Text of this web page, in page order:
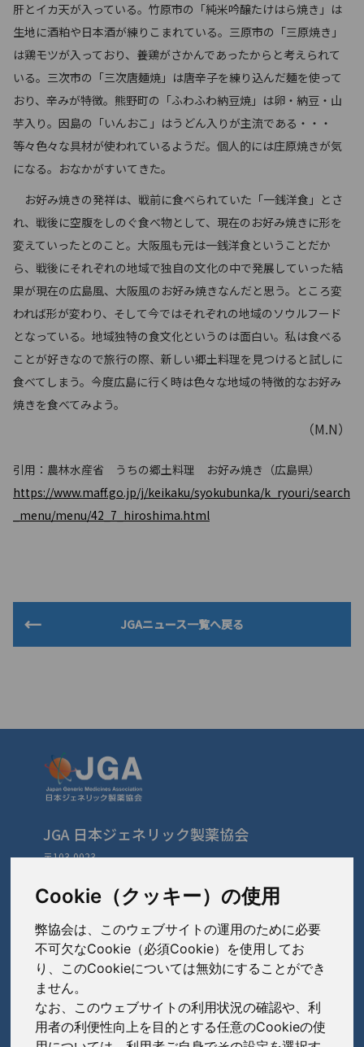
Cookie（クッキー）の使用
弊協会は、このウェブサイトの運用のために必要
不可欠なCookie（必須Cookie）を使用してお
り、このCookieについては無効にすることができ
ません。
なお、このウェブサイトの利用状況の確認や、利
用者の利便性向上を目的とする任意のCookieの使
肝とイカ天が入っている。竹原市の「純米吟醸たけはら焼き」は
生地に酒粕や日本酒が練りこまれている。三原市の「三原焼き」
は鶏モツが入っており、養鶏がさかんであったからと考えられて
いる。三次市の「三次唐麺焼」は唐辛子を練り込んだ麺を使って
おり、辛みが特徴。熊野町の「ふわふわ納豆焼」は卵・納豆・山
芋入り。因島の「いんおこ」はうどん入りが主流である・・・
等々色々な具材が使われているようだ。個人的には庄原焼きが気
になる。おなかがすいてきた。
お好み焼きの発祥は、戦前に食べられていた「一銭洋食」とさ
れ、戦後に空腹をしのぐ食べ物として、現在のお好み焼きに形を
変えていったとのこと。大阪風も元は一銭洋食ということだか
ら、戦後にそれぞれの地域で独自の文化の中で発展していった結
果が現在の広島風、大阪風のお好み焼きなんだと思う。ところ変
われば形が変わり、そして今ではそれぞれの地域のソウルフード
となっている。地域独特の食文化というのは面白い。私は食べる
ことが好きなので旅行の際、新しい郷土料理を見つけると試しに
食べてしまう。今度広島に行く時は色々な地域の特徴的なお好み
焼きを食べてみよう。
（M.N）
引用：農林水産省 うちの郷土料理 お好み焼き（広島県）
https://www.maff.go.jp/j/keikaku/syokubunka/k_ryouri/search
_menu/menu/42_7_hiroshima.html
JGAニュース一覧へ戻る
JGA 日本ジェネリック製薬協会
〒103-0023
TEL: 03-3279-1890 / FAX: 03-3241-2978
会員会社（あ〜さ）
あゆみ製薬株式会社
岩城製薬株式会社
大蔵製薬株式会社
会員会社（た〜は）
大興製薬株式会社
会員会社 （ま〜わ）